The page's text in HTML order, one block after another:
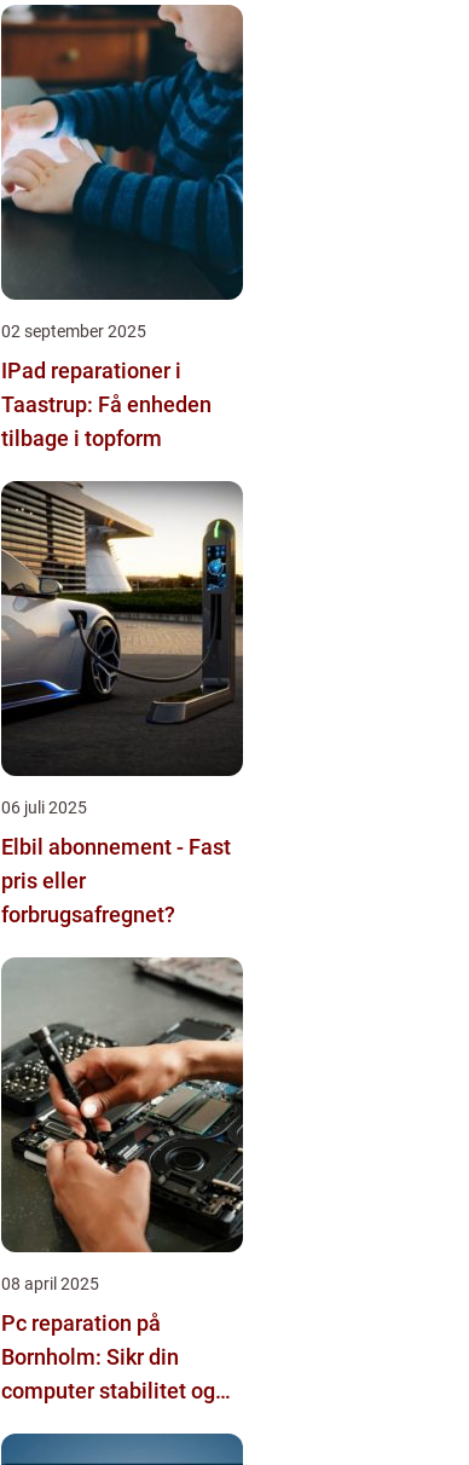
02 september 2025
IPad reparationer i
Taastrup: Få enheden
tilbage i topform
06 juli 2025
Elbil abonnement - Fast
pris eller
forbrugsafregnet?
08 april 2025
Pc reparation på
Bornholm: Sikr din
computer stabilitet og